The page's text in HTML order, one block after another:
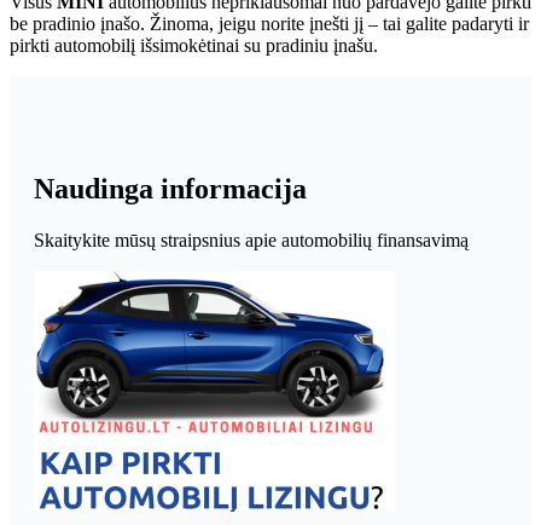
be pradinio įnašo. Žinoma, jeigu norite įnešti jį – tai galite padaryti ir
pirkti automobilį išsimokėtinai su pradiniu įnašu.
Naudinga informacija
Skaitykite mūsų straipsnius apie automobilių finansavimą